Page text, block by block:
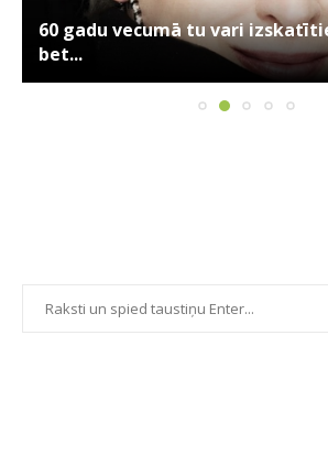
60 gadu vecumā tu vari
bet...